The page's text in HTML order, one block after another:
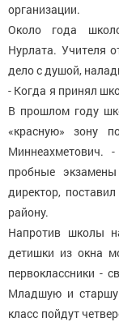
организации.
Около года
Нурлата. Учителя
дело с душой,
- Когда я принял
В прошлом году
«красную» зону
Миннеахметович.
пробные
директор,
району.
Напротив школы
детишки из окна
первоклассники -
Младшую и
класс пойдут